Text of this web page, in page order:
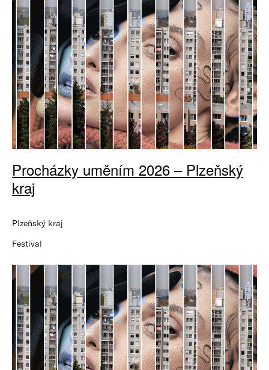
Procházky uměním 2026 – Plzeňský
kraj
Plzeňský kraj
Festival